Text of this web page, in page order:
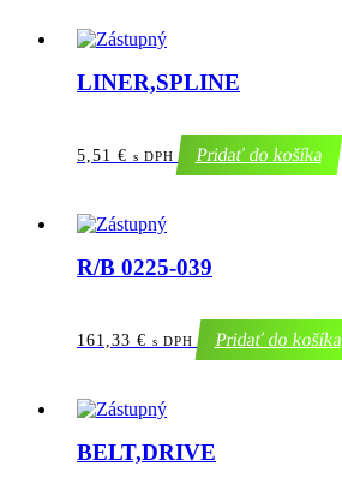
LINER,SPLINE
5,51 € s DPH Pridať do košíka
R/B 0225-039
161,33 € s DPH Pridať do košíka
BELT,DRIVE